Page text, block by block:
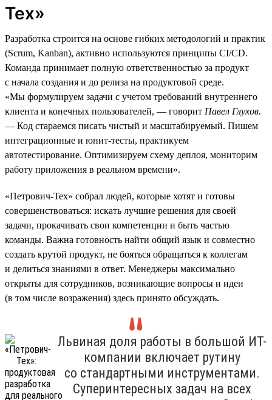
Тех»
Разработка строится на основе гибких методологий и практик
(Scrum, Kanban), активно используются принципы CI/CD.
Команда принимает полную ответственностью за продукт
с начала создания и до релиза на продуктовой среде.
«Мы формулируем задачи с учетом требований внутреннего
клиента и конечных пользователей, — говорит Павел Глухов.
— Код стараемся писать чистый и масштабируемый. Пишем
интеграционные и юнит-тесты, практикуем
автотестирование. Оптимизируем схему деплоя, мониторим
работу приложения в реальном времени».
«Петрович-Тех» собрал людей, которые хотят и готовы
совершенствоваться: искать лучшие решения для своей
задачи, прокачивать свои компетенции и быть частью
команды. Важна готовность найти общий язык и совместно
создать крутой продукт, не бояться обращаться к коллегам
и делиться знаниями в ответ. Менеджеры максимально
открыты для сотрудников, возникающие вопросы и идеи
(в том числе возражения) здесь принято обсуждать.
Львиная доля работы в большой ИТ-
компании включает рутину
со стандартными инструментами.
Суперинтересных задач на всех